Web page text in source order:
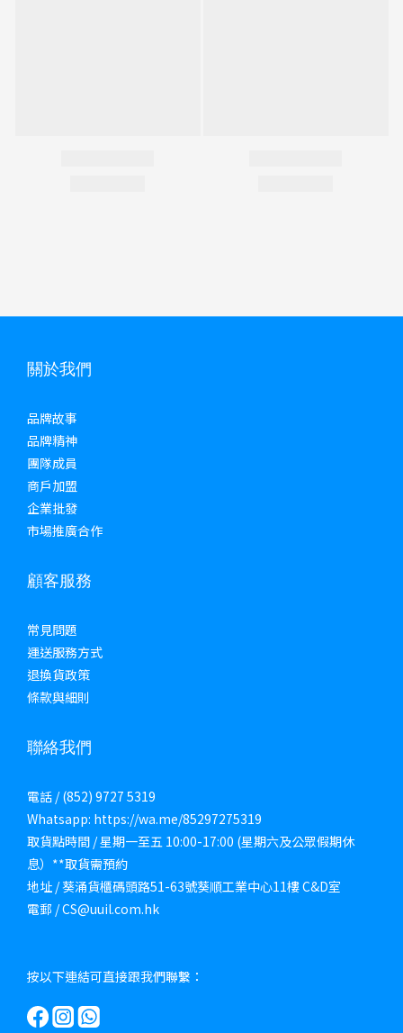
關於我們
品牌故事
品牌精神
團隊成員
商戶加盟
企業批發
市場推廣合作
顧客服務
常見問題
運送服務方式
退換貨政策
條款與細則
聯絡我們
電話 / (852) 9727 5319
Whatsapp: https://wa.me/85297275319
取貨點時間 / 星期一至五 10:00-17:00 (星期六及公眾假期休
息）**取貨需預約
地址 / 葵涌貨櫃碼頭路51-63號葵順工業中心11樓 C&D室
電郵 / CS@uuil.com.hk
按以下連結可直接跟我們聯繫：